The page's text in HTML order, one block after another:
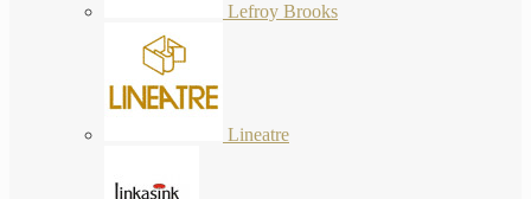
Lefroy Brooks
Lineatre